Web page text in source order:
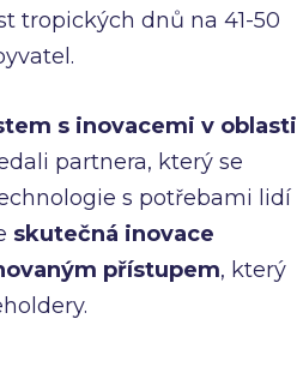
tropických dnů na 41-50
s inovacemi v oblasti
partnera, který se
s potřebami lidí
skutečná inovace
přístupem, který